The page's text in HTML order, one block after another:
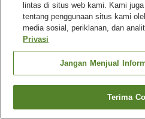
Beranda Australia Queensland
Country Roads Motor Inn Goondiwindi
Cari
lintas di situs web kami. Kami
tentang penggunaan situs kami
media sosial, periklanan, dan
Privasi
Jangan Menjual
Terima